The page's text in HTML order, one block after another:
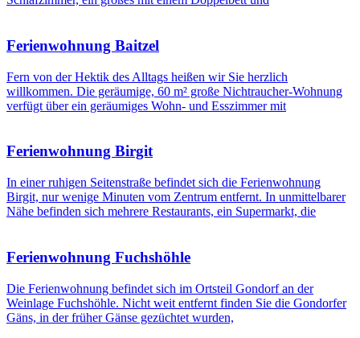
Ferienwohnung Baitzel
Fern von der Hektik des Alltags heißen wir Sie herzlich
willkommen. Die geräumige, 60 m² große Nichtraucher-Wohnung
verfügt über ein geräumiges Wohn- und Esszimmer mit
Ferienwohnung Birgit
In einer ruhigen Seitenstraße befindet sich die Ferienwohnung
Birgit, nur wenige Minuten vom Zentrum entfernt. In unmittelbarer
Nähe befinden sich mehrere Restaurants, ein Supermarkt, die
Ferienwohnung Fuchshöhle
Die Ferienwohnung befindet sich im Ortsteil Gondorf an der
Weinlage Fuchshöhle. Nicht weit entfernt finden Sie die Gondorfer
Gäns, in der früher Gänse gezüchtet wurden,